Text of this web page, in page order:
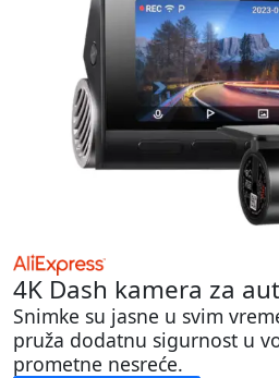
4K Dash kamera za
Snimke su jasne u svim
pruža dodatnu sigurnost u
prometne nesreće.